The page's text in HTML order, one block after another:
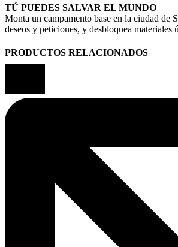
TÚ PUEDES SALVAR EL MUNDO
Monta un campamento base en la ciudad de
deseos y peticiones, y desbloquea
PRODUCTOS RELACIONADOS